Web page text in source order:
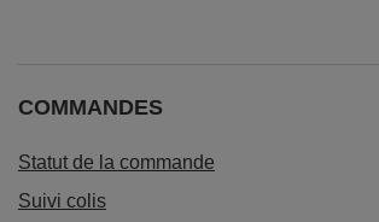
COMMANDES
Statut de la commande
Suivi colis